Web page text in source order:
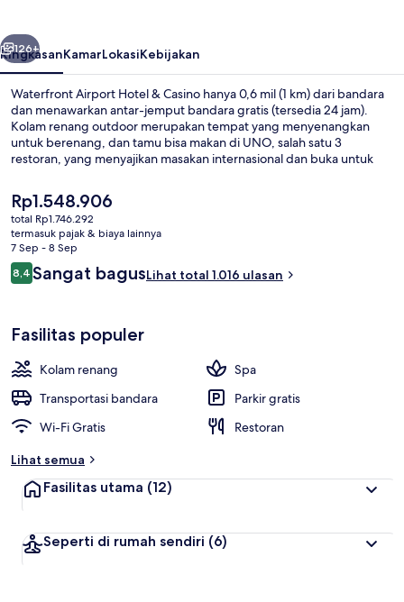
Berikutnya
126+
RingkasanKamarLokasiKebijakan
Waterfront Airport Hotel & Casino hanya 0,6 mil (1 km) dari bandara
dan menawarkan antar-jemput bandara gratis (tersedia 24 jam).
Kolam renang outdoor merupakan tempat yang menyenangkan
untuk berenang, dan tamu bisa makan di UNO, salah satu 3
restoran, yang menyajikan masakan internasional dan buka untuk
meliputi kasino, klub malam, dan bar/lounge. Para traveler
memberikan ulasan yang baik tentang staf dan bandara.
Harga
saat
ini
Rp1.548.906
Rp1.548.906
total Rp1.746.292
termasuk pajak & biaya lainnya
7 Sep - 8 Sep
Ulasan
8,48,4 dari 10
Sangat bagusLihat total 1.016 ulasan
Fasilitas populer
Kolam renang
Spa
Transportasi bandara
Parkir gratis
Wi-Fi Gratis
Restoran
Lihat semua
Fasilitas utama (12)
Seperti di rumah sendiri (6)